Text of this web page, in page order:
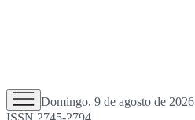
Domingo, 9 de agosto de 2026
ISSN 2745-2794